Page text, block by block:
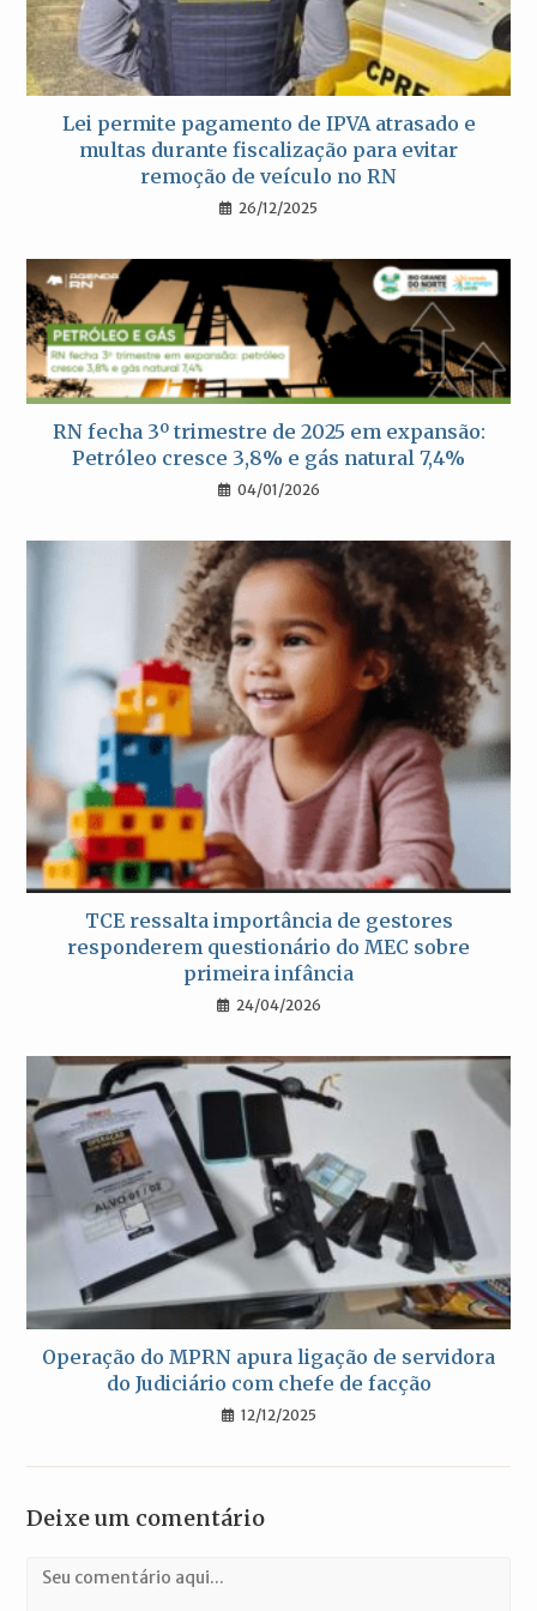
Lei permite pagamento de IPVA atrasado e
multas durante fiscalização para evitar
remoção de veículo no RN
26/12/2025
RN fecha 3º trimestre de 2025 em expansão:
Petróleo cresce 3,8% e gás natural 7,4%
04/01/2026
TCE ressalta importância de gestores
responderem questionário do MEC sobre
primeira infância
24/04/2026
Operação do MPRN apura ligação de servidora
do Judiciário com chefe de facção
12/12/2025
Deixe um comentário
Comentário